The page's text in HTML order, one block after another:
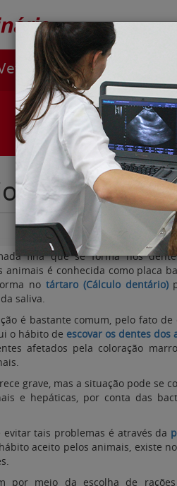
Caprinos e ovinos
Curiosidades
Cursos e Eventos
(tártaro) em
fina que se forma nos
animais é conhecida como placa
no tártaro (Cálculo dentário)
saliva.
é bastante comum, pelo fato
o hábito de escovar os dentes dos
afetados pela coloração
grave, mas a situação pode se
e hepáticas, por conta das
tais problemas é através da
aceito pelos animais, existe
por meio da escolha de